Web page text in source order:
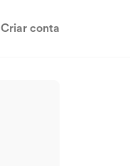
Criar conta